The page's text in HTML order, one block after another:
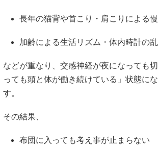
長年の猫背や首こり・肩こりによる
加齢による生活リズム・体内時計の
などが重なり、交感神経が夜になっても
っても頭と体が働き続けている」状態に
す。
その結果、
布団に入っても考え事が止まらない